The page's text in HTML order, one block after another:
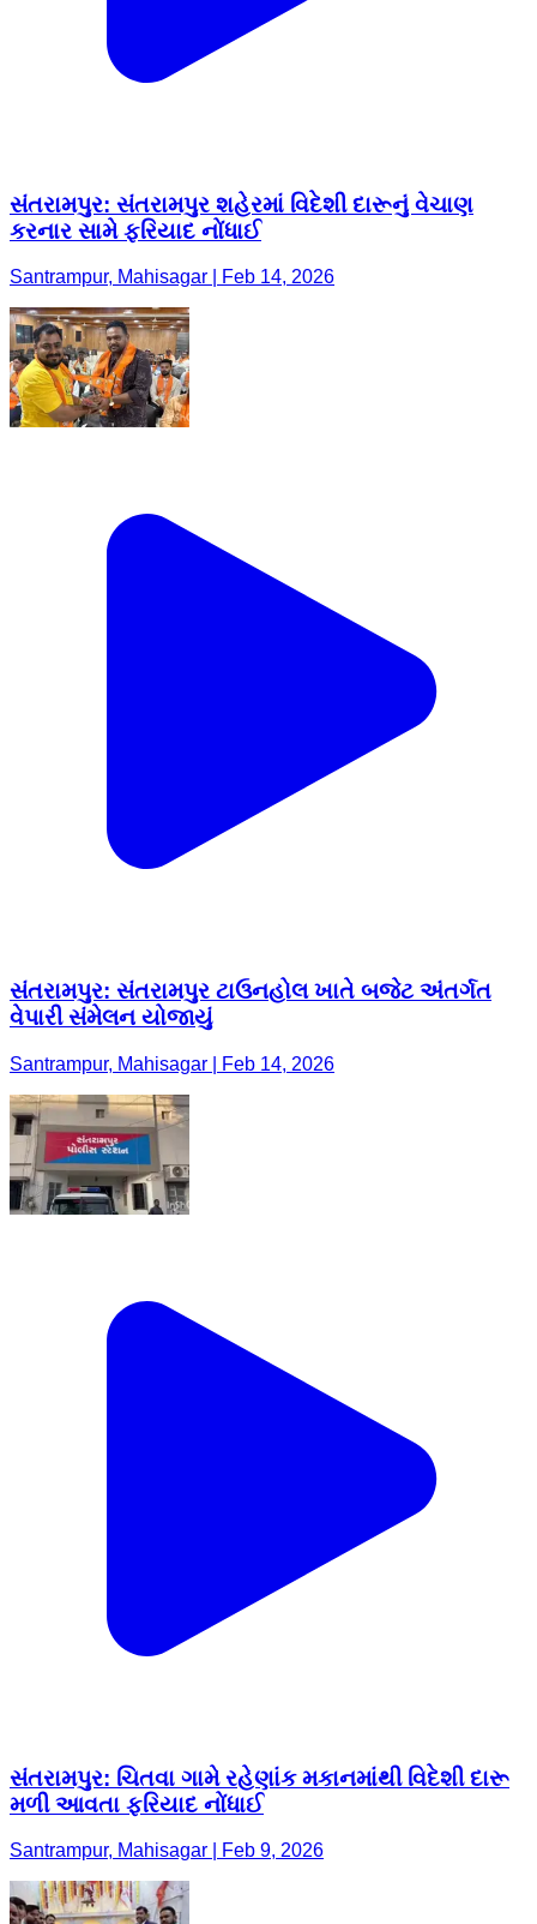
સંતરામપુર: સંતરામપુર શહેરમાં વિદેશી દારૂનું વેચાણ
કરનાર સામે ફરિયાદ નોંધાઈ
Santrampur, Mahisagar | Feb 14, 2026
સંતરામપુર: સંતરામપુર ટાઉનહોલ ખાતે બજેટ અંતર્ગત
વેપારી સંમેલન યોજાયું
Santrampur, Mahisagar | Feb 14, 2026
સંતરામપુર: ચિતવા ગામે રહેણાંક મકાનમાંથી વિદેશી દારૂ
મળી આવતા ફરિયાદ નોંધાઈ
Santrampur, Mahisagar | Feb 9, 2026